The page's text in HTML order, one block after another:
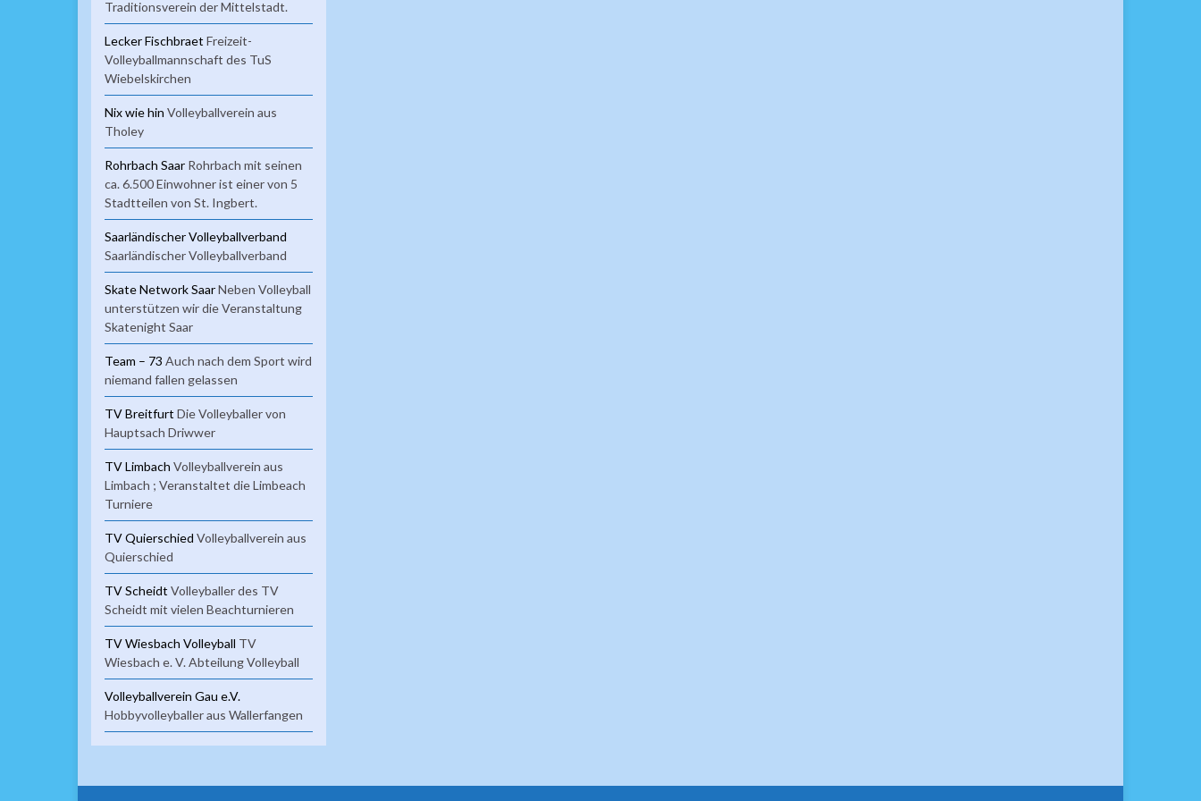
Traditionsverein der Mittelstadt.
Lecker Fischbraet Freizeit-
Volleyballmannschaft des TuS
Wiebelskirchen
Nix wie hin Volleyballverein aus
Tholey
Rohrbach Saar Rohrbach mit seinen
ca. 6.500 Einwohner ist einer von 5
Stadtteilen von St. Ingbert.
Saarländischer Volleyballverband
Saarländischer Volleyballverband
Skate Network SaarNeben Volleyball
unterstützen wir die Veranstaltung
Skatenight Saar
Team – 73 Auch nach dem Sport wird
niemand fallen gelassen
TV Breitfurt Die Volleyballer von
Hauptsach Driwwer
TV Limbach Volleyballverein aus
Limbach ; Veranstaltet die Limbeach
Turniere
TV Quierschied Volleyballverein aus
Quierschied
TV Scheidt Volleyballer des TV
Scheidt mit vielen Beachturnieren
TV Wiesbach Volleyball TV
Wiesbach e. V. Abteilung Volleyball
Volleyballverein Gau e.V.
Hobbyvolleyballer aus Wallerfangen